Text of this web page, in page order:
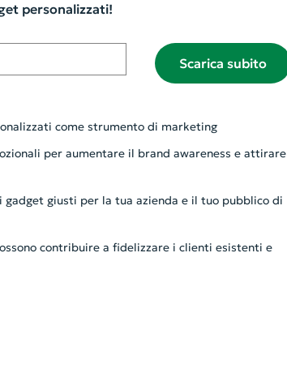
personalizzati!
Scarica subito
come strumento di marketing
per aumentare il brand awareness e attirare
giusti per la tua azienda e il tuo pubblico di
contribuire a fidelizzare i clienti esistenti e